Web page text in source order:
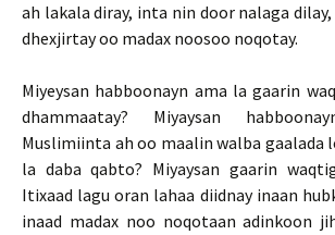
ah lakala diray, inta nin door nalaga
dhexjirtay oo madax noosoo noqotay.
Miyeysan habboonayn ama la gaarin
dhammaatay? Miyaysan
Muslimiinta ah oo maalin walba gaalada
la daba qabto? Miyaysan gaarin
Itixaad lagu oran lahaa diidnay inaan
inaad madax noo noqotaan adinkoon